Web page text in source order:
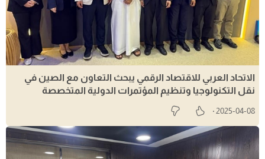
الاتحاد العربي للاقتصاد الرقمي يبحث التعاون مع الصين في
نقل التكنولوجيا وتنظيم المؤتمرات الدولية المتخصصة
2025-04-08